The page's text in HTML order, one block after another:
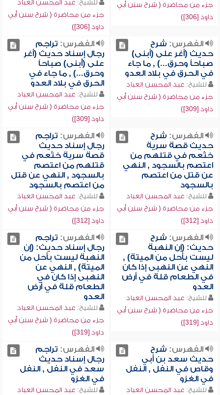
جزء من محاضرة ( شرح سنن أبي
داود [306])
للشيخ: عبد المحسن العباد
جزء من محاضرة ( شرح سنن أبي
داود [306])
الفهرس: شرح
حديث (أغر على (أبنى)
صباحاً وحرق...) , ما جاء
في الحرق في بلاد العدو
للشيخ: عبد المحسن العباد
جزء من محاضرة ( شرح سنن أبي
داود [309])
الفهرس: تراجم
رجال إسناد حديث (أغر
على (أُبنى) صباحاً
وحرق...) , ما جاء في
الحرق في بلاد العدو
للشيخ: عبد المحسن العباد
جزء من محاضرة ( شرح سنن أبي
داود [309])
الفهرس: شرح
حديث قصة سرية
خثعم في قتلهم من
اعتصم بالسجود , النهي
عن قتل من اعتصم
بالسجود
للشيخ: عبد المحسن العباد
جزء من محاضرة ( شرح سنن أبي
داود [312])
الفهرس: تراجم
رجال إسناد حديث
قصة سرية خثعم في
قتلهم من اعتصم
بالسجود , النهي عن قتل
من اعتصم بالسجود
للشيخ: عبد المحسن العباد
جزء من محاضرة ( شرح سنن أبي
داود [312])
الفهرس: شرح
حديث: (إن النهبة
ليست بأحل من الميتة) ,
النهي عن النهبى إذا كان
في الطعام قلة في أرض
العدو
للشيخ: عبد المحسن العباد
جزء من محاضرة ( شرح سنن أبي
داود [319])
الفهرس: تراجم
رجال إسناد حديث: (إن
النهبة ليست بأحل من
الميتة) , النهي عن
النهبى إذا كان في
الطعام قلة في أرض
العدو
للشيخ: عبد المحسن العباد
جزء من محاضرة ( شرح سنن أبي
داود [319])
الفهرس: شرح
حديث سعد بن أبي
وقاص في النفل , النفل
في الغزو
للشيخ: عبد المحسن العباد
الفهرس: تراجم
رجال إسناد حديث
سعد في النفل , النفل
في الغزو
للشيخ: عبد المحسن العباد